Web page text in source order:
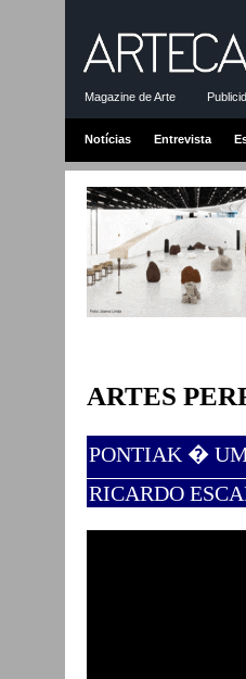
Magazine de Arte
Notícias Entrevista
ARTES
PONTIAK �
RICARDO